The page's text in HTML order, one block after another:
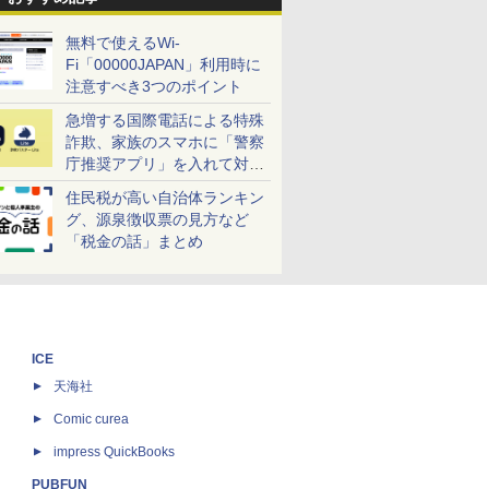
無料で使えるWi-
Fi「00000JAPAN」利用時に
注意すべき3つのポイント
急増する国際電話による特殊
詐欺、家族のスマホに「警察
庁推奨アプリ」を入れて対策
しよう！
住民税が高い自治体ランキン
グ、源泉徴収票の見方など
「税金の話」まとめ
ICE
天海社
Comic curea
impress QuickBooks
PUBFUN